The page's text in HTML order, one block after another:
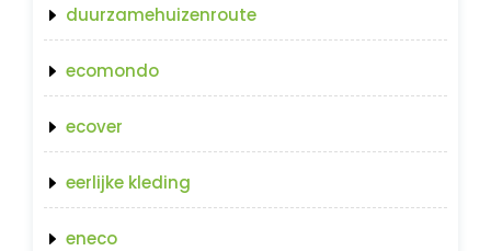
duurzamehuizenroute
ecomondo
ecover
eerlijke kleding
eneco